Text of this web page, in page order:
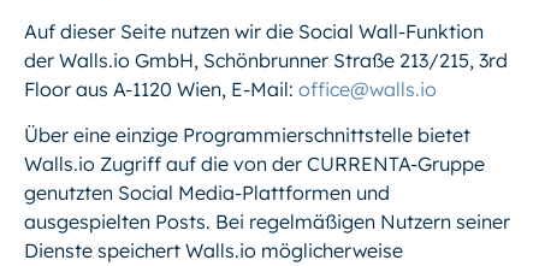
Auf dieser Seite nutzen wir die Social Wall-Funktion
der Walls.io GmbH, Schönbrunner Straße 213/215, 3rd
Floor aus A-1120 Wien, E-Mail: office@walls.io
Über eine einzige Programmierschnittstelle bietet
Walls.io Zugriff auf die von der CURRENTA-Gruppe
genutzten Social Media-Plattformen und
ausgespielten Posts. Bei regelmäßigen Nutzern seiner
Dienste speichert Walls.io möglicherweise